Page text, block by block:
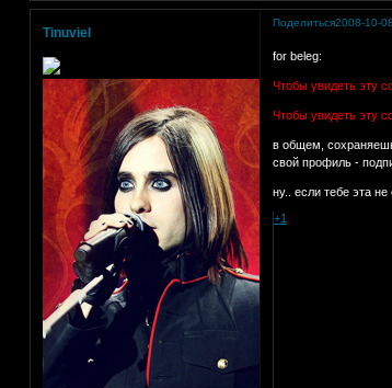
Поделиться2008-10-
Tinuviel
for beleg:
Чтобы увидеть эту
Чтобы увидеть эту
в общем,
свой профиль -
ну.. если тебе эта
+1